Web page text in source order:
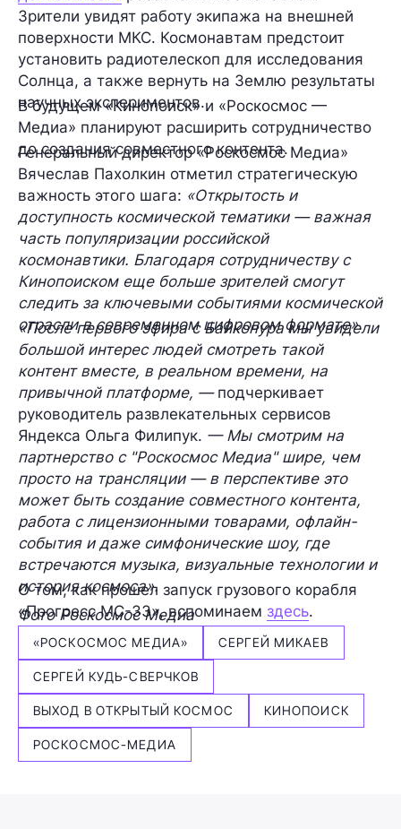
Зрители увидят работу экипажа на внешней
поверхности МКС. Космонавтам предстоит
установить радиотелескоп для исследования
Солнца, а также вернуть на Землю результаты
научных экспериментов.
В будущем «Кинопоиск» и «Роскосмос —
Медиа» планируют расширить сотрудничество
до создания совместного контента.
Генеральный директор «Роскосмос Медиа»
Вячеслав Пахолкин отметил стратегическую
важность этого шага: «Открытость и
доступность космической тематики — важная
часть популяризации российской
космонавтики. Благодаря сотрудничеству с
Кинопоиском еще больше зрителей смогут
следить за ключевыми событиями космической
отрасли в современном цифровом формате».
«После первого эфира с Байконура мы увидели
большой интерес людей смотреть такой
контент вместе, в реальном времени, на
привычной платформе, — подчеркивает
руководитель развлекательных сервисов
Яндекса Ольга Филипук. — Мы смотрим на
партнерство с "Роскосмос Медиа" шире, чем
просто на трансляции — в перспективе это
может быть создание совместного контента,
работа с лицензионными товарами, офлайн-
события и даже симфонические шоу, где
встречаются музыка, визуальные технологии и
история космоса».
О том, как прошел запуск грузового корабля
«Прогресс МС-33», вспоминаем здесь.
Фото Роскосмос Медиа
«РОСКОСМОС МЕДИА» СЕРГЕЙ МИКАЕВ
СЕРГЕЙ КУДЬ-СВЕРЧКОВ
ВЫХОД В ОТКРЫТЫЙ КОСМОС КИНОПОИСК
РОСКОСМОС-МЕДИА